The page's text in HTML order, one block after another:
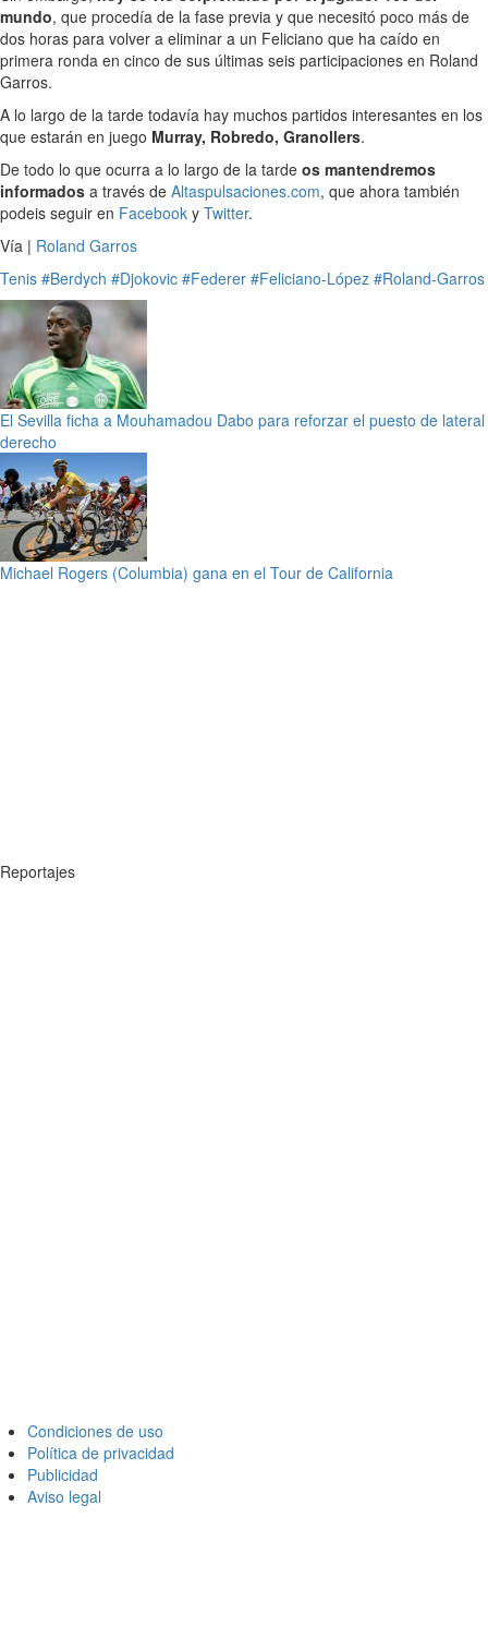
mundo, que procedía de la fase previa y que necesitó poco más de
dos horas para volver a eliminar a un Feliciano que ha caído en
primera ronda en cinco de sus últimas seis participaciones en Roland
Garros.
A lo largo de la tarde todavía hay muchos partidos interesantes en los
que estarán en juego Murray, Robredo, Granollers.
De todo lo que ocurra a lo largo de la tarde os mantendremos
informados a través de Altaspulsaciones.com, que ahora también
podeis seguir en Facebook y Twitter.
Vía | Roland Garros
Tenis #Berdych #Djokovic #Federer #Feliciano-López #Roland-Garros
El Sevilla ficha a Mouhamadou Dabo para reforzar el puesto de lateral
derecho
Michael Rogers (Columbia) gana en el Tour de California
Reportajes
Condiciones de uso
Política de privacidad
Publicidad
Aviso legal